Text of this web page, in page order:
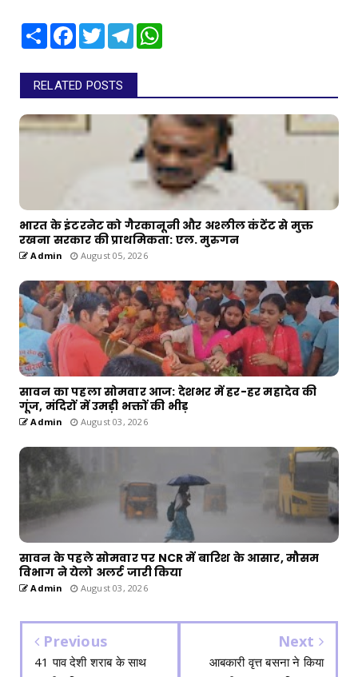
Share Facebook
TwitterTelegram
RELATED POSTS
भारत के इंटरनेट को गैरकानूनी और अश्लील कंटेंट से मुक्त
रखना सरकार की प्राथमिकता: एल. मुरुगन
Admin August 05, 2026
सावन का पहला सोमवार आज: देशभर में हर-हर महादेव की
गूंज, मंदिरों में उमड़ी भक्तों की भीड़
Admin August 03, 2026
सावन के पहले सोमवार पर NCR में बारिश के आसार, मौसम
विभाग ने येलो अलर्ट जारी किया
Admin August 03, 2026
Previous
41 पाव देशी शराब के साथ
Next
आबकारी वृत्त बसना ने किया